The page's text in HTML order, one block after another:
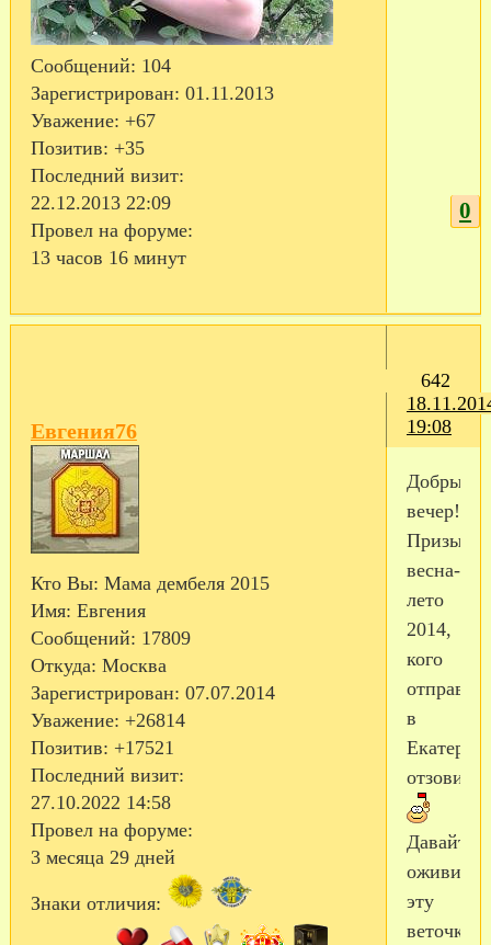
Сообщений: 104
Зарегистрирован: 01.11.2013
Уважение: +67
Позитив: +35
Последний визит:
22.12.2013 22:09
Провел на форуме:
13 часов 16 минут
0
642
19:08
Евгения76
Кто Вы: Мама дембеля 2015
Имя: Евгения
Сообщений: 17809
Откуда: Москва
Зарегистрирован: 07.07.2014
Уважение: +26814
Позитив: +17521
Последний визит:
27.10.2022 14:58
Провел на форуме:
3 месяца 29 дней
Знаки отличия:
Добрый
вечер!!!
Призыв
весна-
лето
2014,
кого
в
Давайте
оживим
эту